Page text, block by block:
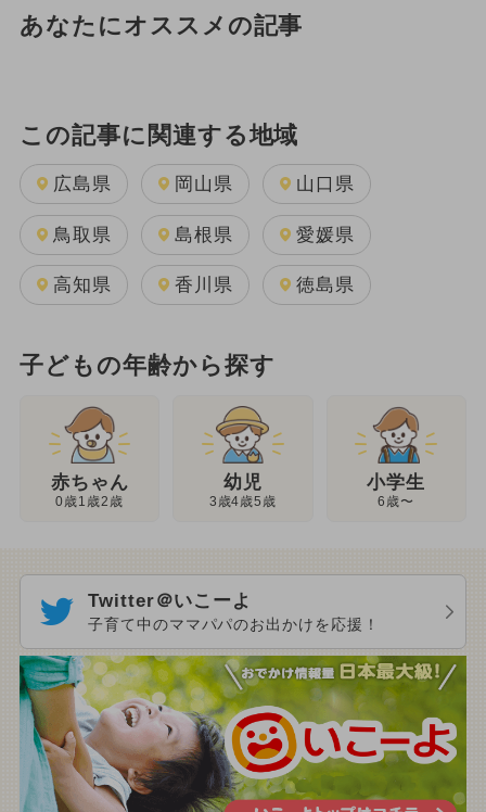
あなたにオススメの記事
この記事に関連する地域
広島県 岡山県 山口県
鳥取県 島根県 愛媛県
高知県 香川県 徳島県
子どもの年齢から探す
赤ちゃん
0歳1歳2歳
幼児
3歳4歳5歳
小学生
6歳〜
Twitter＠いこーよ
子育て中のママパパのお出かけを応援！